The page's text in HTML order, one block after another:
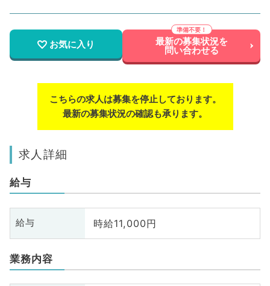
お気に入り 最新の募集状況を
問い合わせる
こちらの求人は募集を停止しております。
最新の募集状況の確認も承ります。
求人詳細
給与
給与 時給11,000円
業務内容